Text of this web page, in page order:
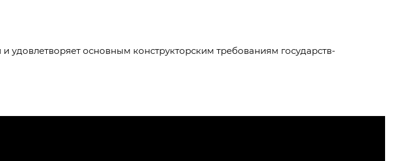
удовлетворяет основным конструкторским требованиям государств-